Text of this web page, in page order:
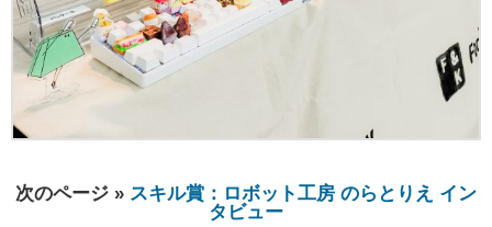
次のページ » スキル賞：ロボット工房 のらとりえ イン
タビュー